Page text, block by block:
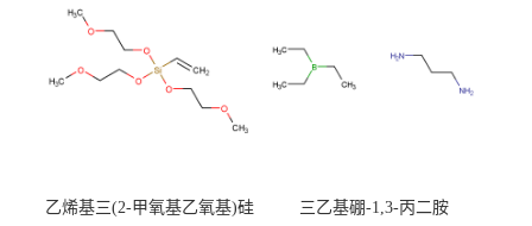
乙烯基三(2-甲氧基乙氧基)硅 三乙基硼-1,3-丙二胺